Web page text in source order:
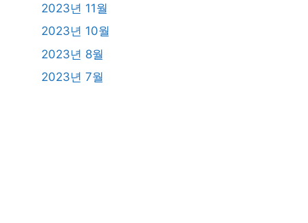
2023년 11월
2023년 10월
2023년 8월
2023년 7월